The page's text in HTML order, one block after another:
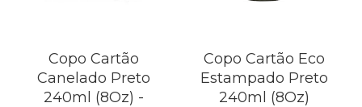
Copo Cartão
Canelado Preto
240ml (8Oz) -
Copo Cartão Eco
Estampado Preto
240ml (8Oz)